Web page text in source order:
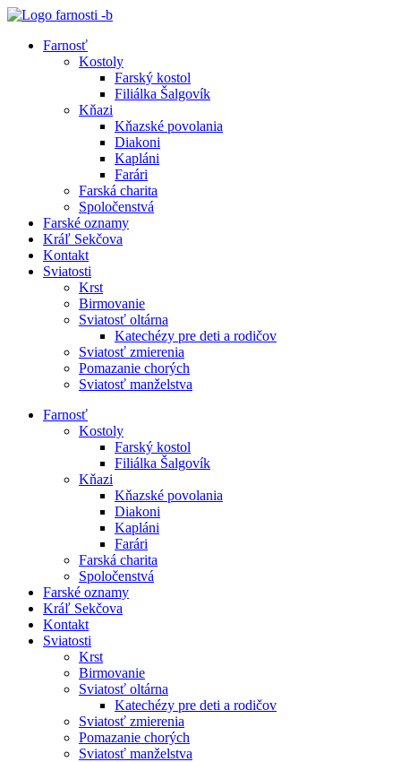
Preskočiť
obsah
Farnosť
Kostoly
Farský kostol
Filiálka Šalgovík
Kňazi
Kňazské povolania
Diakoni
Kapláni
Farári
Farská charita
Spoločenstvá
Farské oznamy
Kráľ Sekčova
Kontakt
Sviatosti
Krst
Birmovanie
Sviatosť oltárna
Katechézy pre deti a rodičov
Sviatosť zmierenia
Pomazanie chorých
Sviatosť manželstva
Farnosť
Kostoly
Farský kostol
Filiálka Šalgovík
Kňazi
Kňazské povolania
Diakoni
Kapláni
Farári
Farská charita
Spoločenstvá
Farské oznamy
Kráľ Sekčova
Kontakt
Sviatosti
Krst
Birmovanie
Sviatosť oltárna
Katechézy pre deti a rodičov
Sviatosť zmierenia
Pomazanie chorých
Sviatosť manželstva